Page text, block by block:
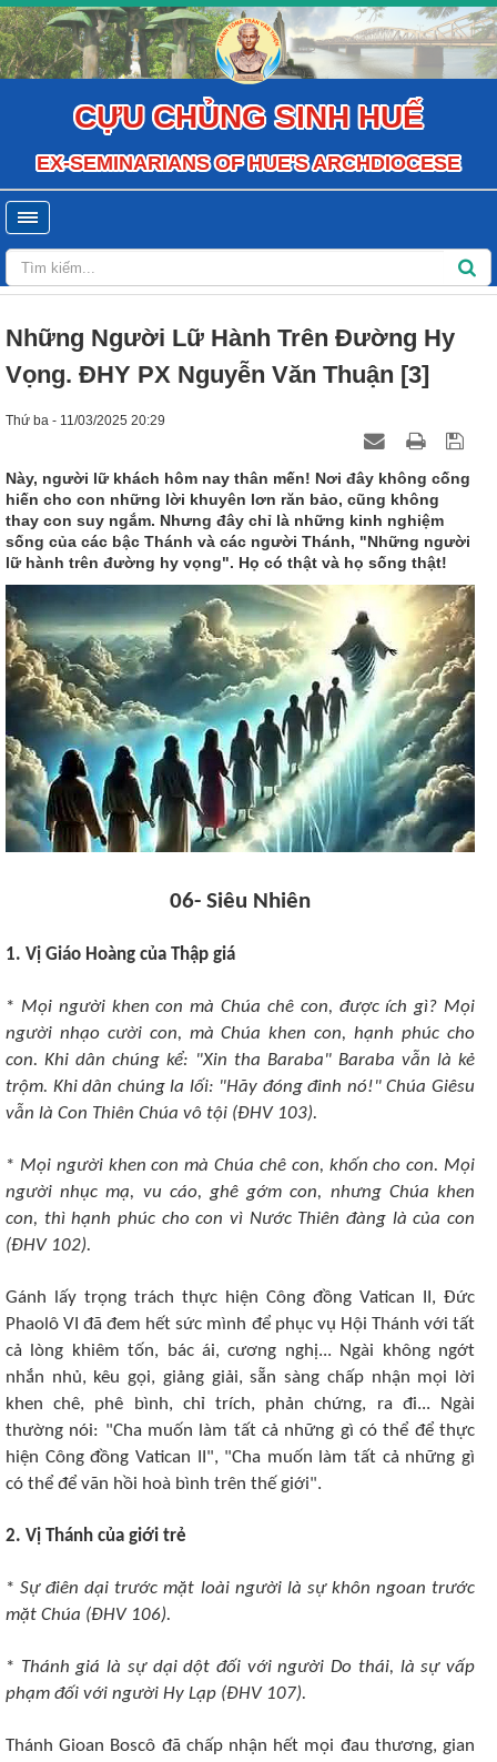
CỰU CHỦNG SINH HUẾ
EX-SEMINARIANS OF HUE'S ARCHDIOCESE
Những Người Lữ Hành Trên Đường Hy
Vọng. ĐHY PX Nguyễn Văn Thuận [3]
Thứ ba - 11/03/2025 20:29
Này, người lữ khách hôm nay thân mến! Nơi đây không cống
hiến cho con những lời khuyên lơn răn bảo, cũng không
thay con suy ngắm. Nhưng đây chỉ là những kinh nghiệm
sống của các bậc Thánh và các người Thánh, "Những người
lữ hành trên đường hy vọng". Họ có thật và họ sống thật!
06- Siêu Nhiên
1. Vị Giáo Hoàng của Thập giá
* Mọi người khen con mà Chúa chê con, được ích gì? Mọi
người nhạo cười con, mà Chúa khen con, hạnh phúc cho
con. Khi dân chúng kể: "Xin tha Baraba" Baraba vẫn là kẻ
trộm. Khi dân chúng la lối: "Hãy đóng đinh nó!" Chúa Giêsu
vẫn là Con Thiên Chúa vô tội (ÐHV 103).
* Mọi người khen con mà Chúa chê con, khốn cho con. Mọi
người nhục mạ, vu cáo, ghê gớm con, nhưng Chúa khen
con, thì hạnh phúc cho con vì Nước Thiên đàng là của con
(ÐHV 102).
Gánh lấy trọng trách thực hiện Công đồng Vatican II, Ðức
Phaolô VI đã đem hết sức mình để phục vụ Hội Thánh với tất
cả lòng khiêm tốn, bác ái, cương nghị... Ngài không ngớt
nhắn nhủ, kêu gọi, giảng giải, sẵn sàng chấp nhận mọi lời
khen chê, phê bình, chỉ trích, phản chứng, ra đi... Ngài
thường nói: "Cha muốn làm tất cả những gì có thể để thực
hiện Công đồng Vatican II", "Cha muốn làm tất cả những gì
có thể để vãn hồi hoà bình trên thế giới".
2. Vị Thánh của giới trẻ
*Sự điên dại trước mặt loài người là sự khôn ngoan trước
mặt Chúa (ÐHV 106).
* Thánh giá là sự dại dột đối với người Do thái, là sự vấp
phạm đối với người Hy Lạp (ÐHV 107).
Thánh Gioan Boscô đã chấp nhận hết mọi đau thương, gian